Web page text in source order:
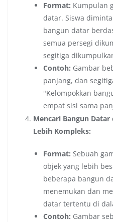
Format: Kumpulan
datar. Siswa
bangun datar
semua persegi
segitiga
Contoh: Gambar
panjang, dan
"Kelompokkan
empat sisi sama
Mencari Bangun
Lebih Kompleks:
Format: Sebuah
objek yang lebih
beberapa bangun
menemukan dan
datar tertentu di
Contoh: Gambar